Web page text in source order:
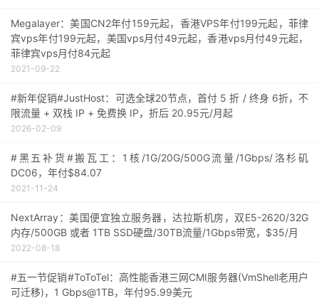
Megalayer：美国CN2年付159元起，香港VPS年付199元起，菲律
宾vps年付199元起，美国vps月付49元起，香港vps月付49元起，
菲律宾vps月付84元起
2021-09-22
#新年促销#JustHost：可选全球20节点，首付 5 折 / 终身 6折，不
限流量 + 双栈 IP + 免费换 IP，折后 20.95元/月起
2026-02-09
#黑五补货#搬瓦工：1核/1G/20G/500G流量/1Gbps/洛杉矶
DC06，年付$84.07
2021-11-24
NextArray：美国便宜独立服务器，达拉斯机房，双E5-2620/32G
内存/500GB 或者 1TB SSD硬盘/30TB流量/1Gbps带宽，$35/月
2022-08-18
#五一节促销#ToToTel：高性能香港三网CMI服务器(VmShell老用户
可迁移)，1 Gbps@1TB，年付95.99美元